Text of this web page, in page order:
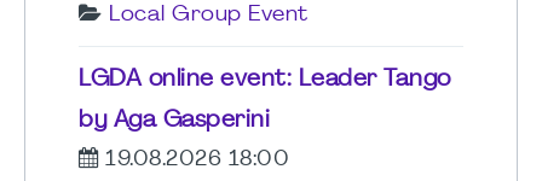
Local Group Event
LGDA online event: Leader Tango
by Aga Gasperini
19.08.2026 18:00